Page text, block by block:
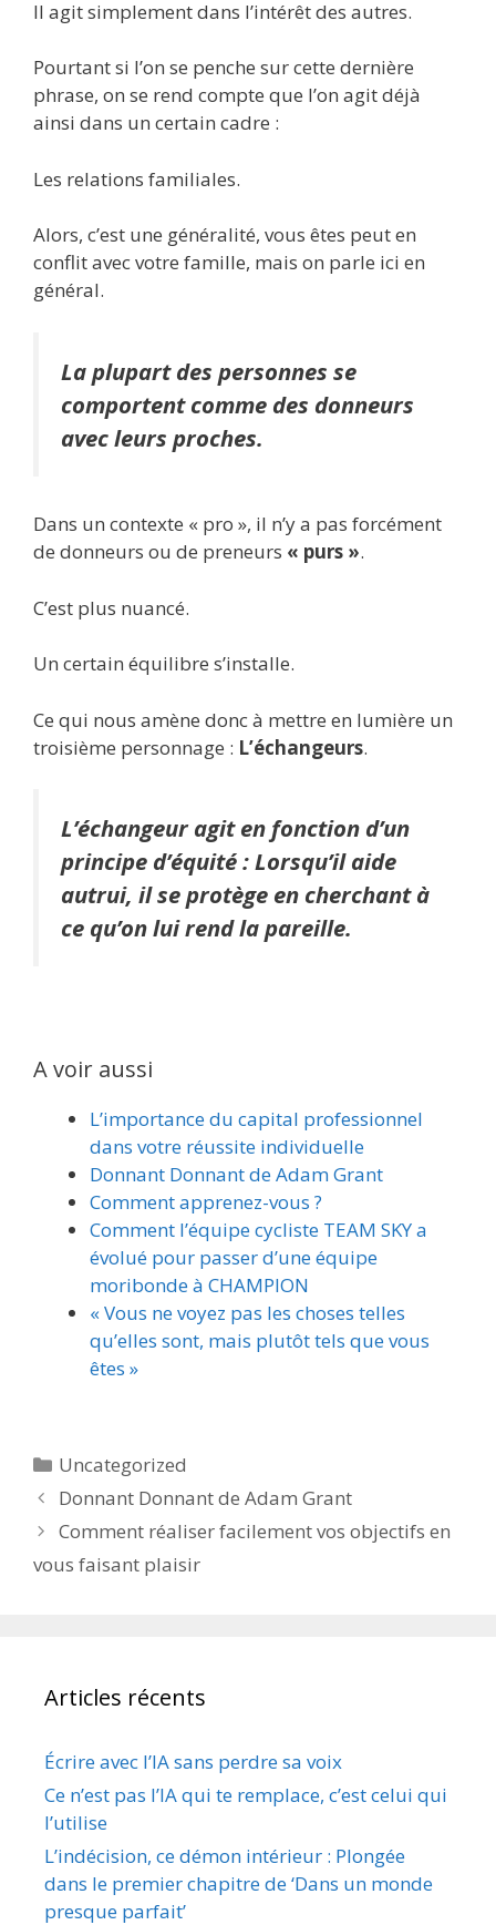
Il agit simplement dans l’intérêt des autres.
Pourtant si l’on se penche sur cette dernière
phrase, on se rend compte que l’on agit déjà
ainsi dans un certain cadre :
Les relations familiales.
Alors, c’est une généralité, vous êtes peut en
conflit avec votre famille, mais on parle ici en
général.
La plupart des personnes se
comportent comme des donneurs
avec leurs proches.
Dans un contexte « pro », il n’y a pas forcément
de donneurs ou de preneurs « purs ».
C’est plus nuancé.
Un certain équilibre s’installe.
Ce qui nous amène donc à mettre en lumière un
troisième personnage : L’échangeurs.
L’échangeur agit en fonction d’un
principe d’équité : Lorsqu’il aide
autrui, il se protège en cherchant à
ce qu’on lui rend la pareille.
A voir aussi
L’importance du capital professionnel
dans votre réussite individuelle
Donnant Donnant de Adam Grant
Comment apprenez-vous ?
Comment l’équipe cycliste TEAM SKY a
évolué pour passer d’une équipe
moribonde à CHAMPION
« Vous ne voyez pas les choses telles
qu’elles sont, mais plutôt tels que vous
êtes »
Catégories
Uncategorized
Donnant Donnant de Adam Grant
Comment réaliser facilement vos objectifs en
vous faisant plaisir
Articles récents
Écrire avec l’IA sans perdre sa voix
Ce n’est pas l’IA qui te remplace, c’est celui qui
l’utilise
L’indécision, ce démon intérieur : Plongée
dans le premier chapitre de ‘Dans un monde
presque parfait’